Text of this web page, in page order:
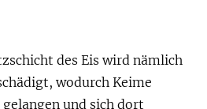
des Eis wird nämlich
wodurch Keime
und sich dort